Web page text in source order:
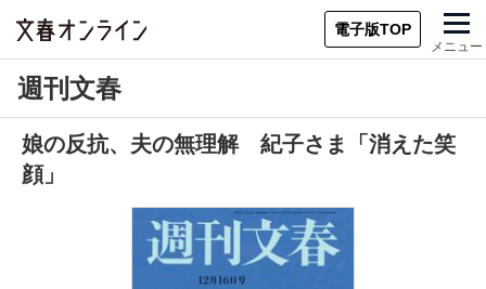
電子版TOP
メニュー
週刊文春
娘の反抗、夫の無理解 紀子さま「消えた笑
顔」